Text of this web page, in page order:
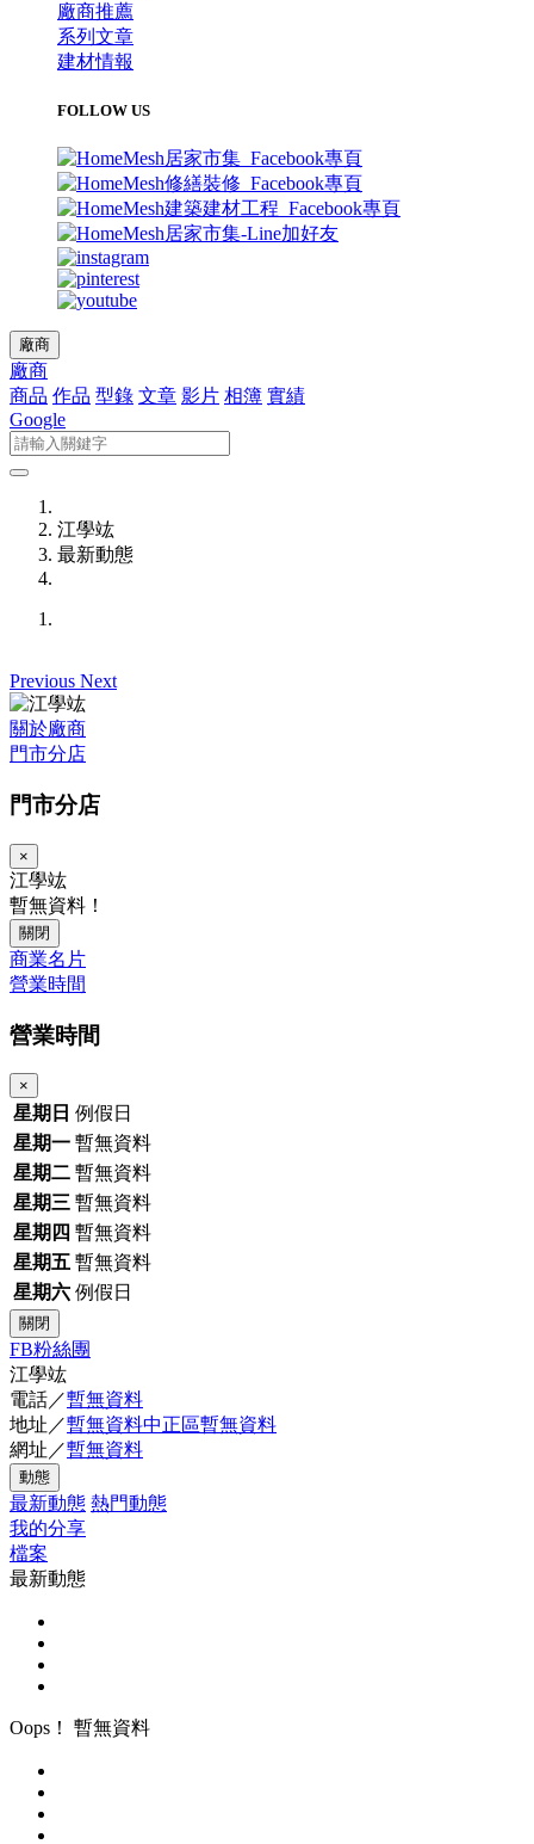
廠商推薦
系列文章
建材情報
FOLLOW US
廠商
廠商
商品 作品 型錄 文章 影片 相簿 實績
Google
江學竑
最新動態
Previous Next
關於廠商
門市分店
門市分店
×
江學竑
暫無資料！
關閉
商業名片
營業時間
營業時間
×
星期日 例假日
星期一 暫無資料
星期二 暫無資料
星期三 暫無資料
星期四 暫無資料
星期五 暫無資料
星期六 例假日
關閉
FB粉絲團
江學竑
電話／暫無資料
地址／暫無資料中正區暫無資料
網址／暫無資料
動態
最新動態 熱門動態
我的分享
檔案
最新動態
Oops！ 暫無資料